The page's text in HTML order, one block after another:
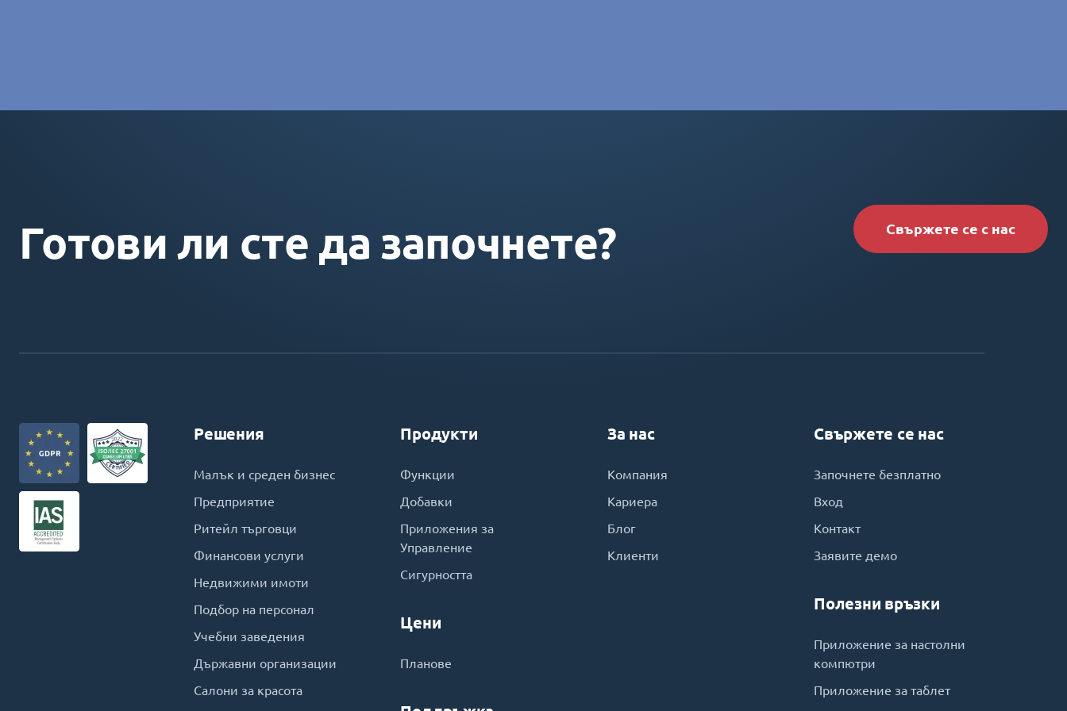
Готови ли сте да започнете? Свържете се с нас
Решения
Малък и среден бизнес
Предприятие
Ритейл търговци
Финансови услуги
Недвижими имоти
Подбор на персонал
Учебни заведения
Държавни организации
Салони за красота
Продукти
Функции
Добавки
Приложения за
Управление
Сигурността
Цени
Планове
За нас
Компания
Кариера
Блог
Клиенти
Свържете се нас
Започнете безплатно
Вход
Контакт
Заявите демо
Полезни връзки
Приложение за настолни
компютри
Приложение за таблет